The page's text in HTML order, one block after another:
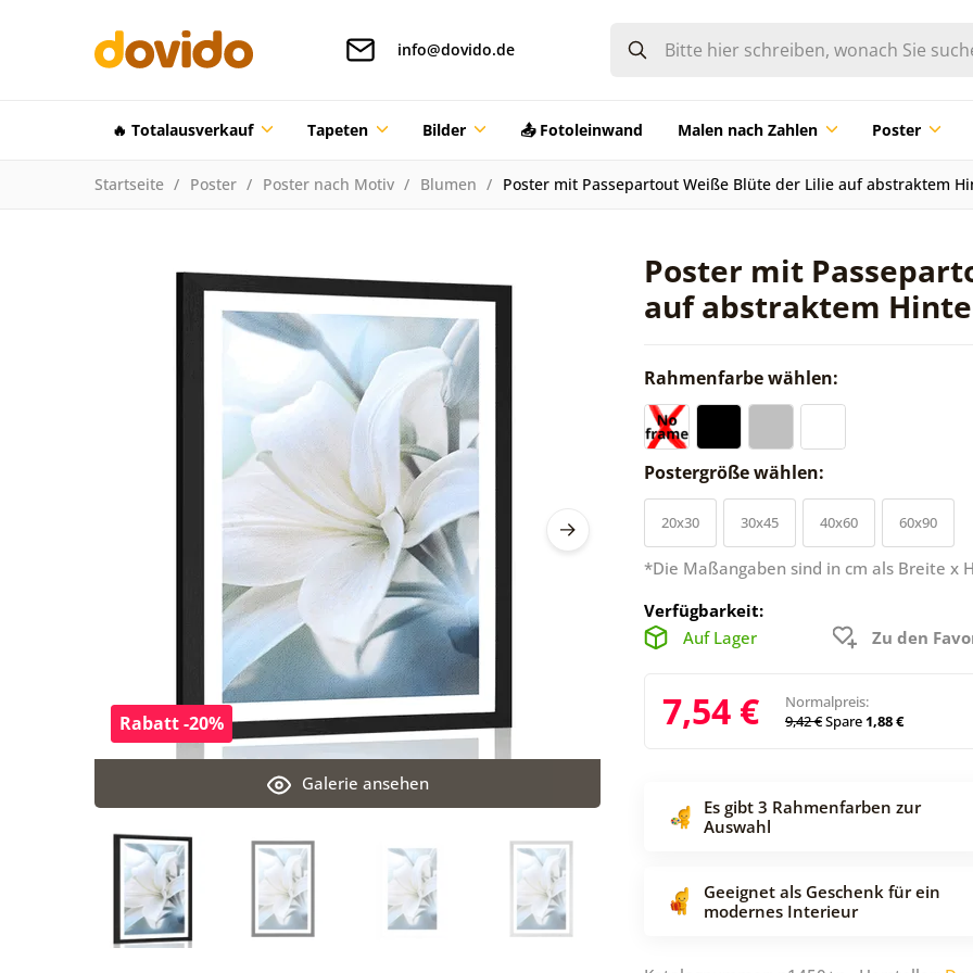
info@dovido.de
🔥 Totalausverkauf Tapeten Bilder 📤 Fotoleinwand Malen nach Zahlen Poster
Startseite Poster Poster nach Motiv Blumen Poster mit Passepartout Weiße Blüte der Lilie auf abstraktem
Poster mit
auf abstraktem
Galerie ansehen
Rabatt -20%
Rahmenfarbe wählen:
Postergröße wählen:
20x30 30x45 40x60 60x90
*Die Maßangaben sind in cm als Breite x
Verfügbarkeit:
Auf Lager
Zu den
7,54 €
Normalpreis:
9,42 €Spare 1,88 €
Es gibt 3 Rahmenfarben zur
Auswahl
Geeignet als Geschenk für ein
modernes Interieur